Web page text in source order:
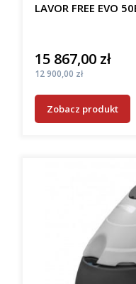
LAVOR FREE EVO
Cena
15 867,00 zł
Cena
12 900,00 zł
Zobacz produkt